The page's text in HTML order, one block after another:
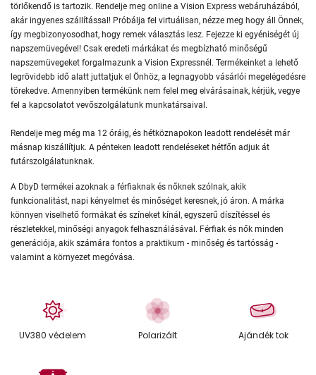
törlőkendő is tartozik. Rendelje meg online a Vision Express webáruházából,
akár ingyenes szállítással! Próbálja fel virtuálisan, nézze meg hogy áll Önnek,
így megbizonyosodhat, hogy remek választás lesz. Fejezze ki egyéniségét új
napszemüvegével! Csak eredeti márkákat és megbízható minőségű
napszemüvegeket forgalmazunk a Vision Expressnél. Termékeinket a lehető
legrövidebb idő alatt juttatjuk el Önhöz, a legnagyobb vásárlói megelégedésre
törekedve. Amennyiben termékünk nem felel meg elvárásainak, kérjük, vegye
fel a kapcsolatot vevőszolgálatunk munkatársaival.
Rendelje meg még ma 12 óráig, és hétköznapokon leadott rendelését már
másnap kiszállítjuk. A pénteken leadott rendeléseket hétfőn adjuk át
futárszolgálatunknak.
A DbyD termékei azoknak a férfiaknak és nőknek szólnak, akik
funkcionalitást, napi kényelmet és minőséget keresnek, jó áron. A márka
könnyen viselhető formákat és színeket kínál, egyszerű díszítéssel és
részletekkel, minőségi anyagok felhasználásával. Férfiak és nők minden
generációja, akik számára fontos a praktikum - minőség és tartósság -
valamint a környezet megóvása.
UV380 védelem Polarizált Ajándék tok